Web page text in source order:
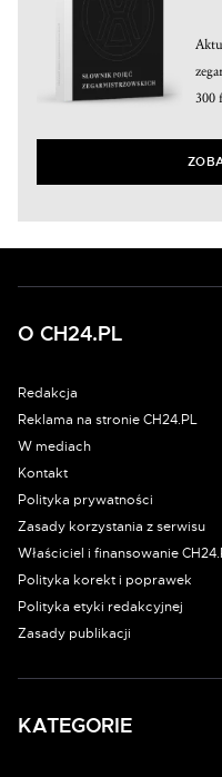
300
O CH24.PL
Redakcja
Reklama na stronie CH24.PL
W mediach
Kontakt
Polityka prywatności
Zasady korzystania z serwisu
Właściciel i finansowanie
Polityka korekt i poprawek
Polityka etyki redakcyjnej
Zasady publikacji
KATEGORIE